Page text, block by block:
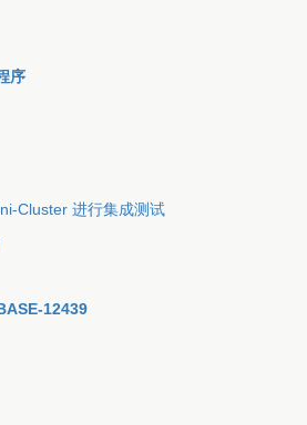
序
Cluster 进行集成测试
12439